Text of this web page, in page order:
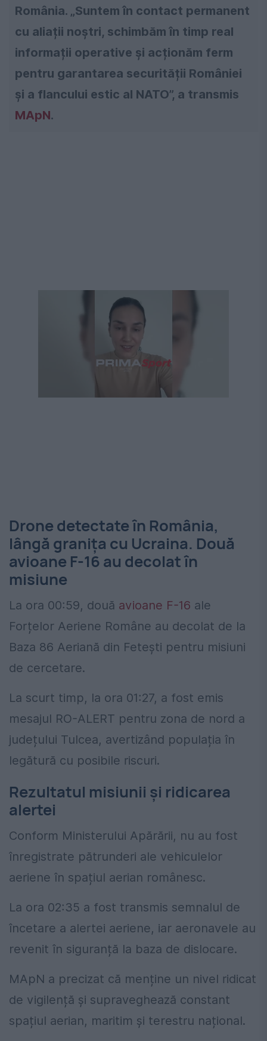
România. „Suntem în contact permanent
cu aliații noștri, schimbăm în timp real
informații operative și acționăm ferm
pentru garantarea securității României
și a flancului estic al NATO”, a transmis
MApN.
Drone detectate în România,
lângă granița cu Ucraina. Două
avioane F-16 au decolat în
misiune
La ora 00:59, două avioane F-16 ale
Forțelor Aeriene Române au decolat de la
Baza 86 Aeriană din Fetești pentru misiuni
de cercetare.
La scurt timp, la ora 01:27, a fost emis
mesajul RO-ALERT pentru zona de nord a
județului Tulcea, avertizând populația în
legătură cu posibile riscuri.
Rezultatul misiunii și ridicarea
alertei
Conform Ministerului Apărării, nu au fost
înregistrate pătrunderi ale vehiculelor
aeriene în spațiul aerian românesc.
La ora 02:35 a fost transmis semnalul de
încetare a alertei aeriene, iar aeronavele au
revenit în siguranță la baza de dislocare.
MApN a precizat că menține un nivel ridicat
de vigilență și supraveghează constant
spațiul aerian, maritim și terestru național.